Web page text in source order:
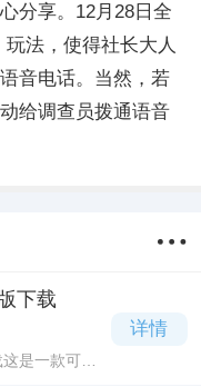
分享。12月28日全
法，使得社长大人
音电话。当然，若
给调查员拨通语音
下载
是一款可以
详情